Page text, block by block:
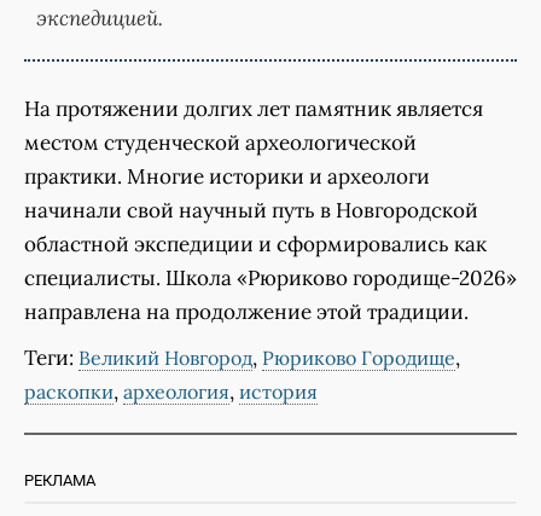
экспедицией.
На протяжении долгих лет памятник является
местом студенческой археологической
практики. Многие историки и археологи
начинали свой научный путь в Новгородской
областной экспедиции и сформировались как
специалисты. Школа «Рюриково городище-2026»
направлена на продолжение этой традиции.
Теги: Великий Новгород, Рюриково Городище,
раскопки, археология, история
РЕКЛАМА